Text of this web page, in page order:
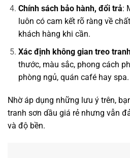
Chính sách bảo hành, đổi trả:
luôn có cam kết rõ ràng về
khách hàng khi cần.
Xác định không gian treo
thước, màu sắc, phong cách
phòng ngủ, quán café hay spa.
Nhờ áp dụng những lưu ý trên,
tranh sơn dầu giá rẻ nhưng vẫn
và độ bền.